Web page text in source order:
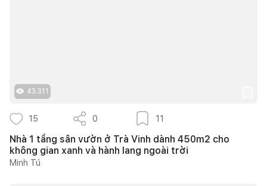
43.311
15 0 11
Nhà 1 tầng sân vườn ở Trà Vinh dành 450m2 cho
không gian xanh và hành lang ngoài trời
Minh Tú